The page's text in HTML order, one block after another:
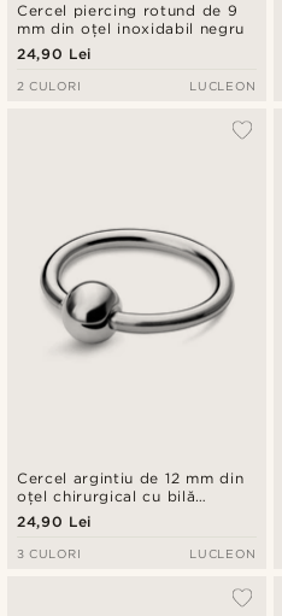
Cercel piercing rotund de 9
mm din oțel inoxidabil negru
24,90 Lei
2 CULORI LUCLEON
Cercel argintiu de 12 mm din
oțel chirurgical cu bilă
captivă
24,90 Lei
3 CULORI LUCLEON